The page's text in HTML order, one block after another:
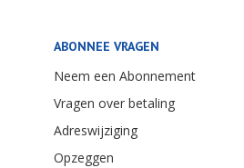
ABONNEE VRAGEN
Neem een Abonnement
Vragen over betaling
Adreswijziging
Opzeggen